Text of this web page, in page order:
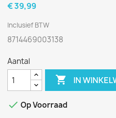
€ 39,99
Inclusief BTW
8714469003138
Aantal
 IN
 Op Voorraad